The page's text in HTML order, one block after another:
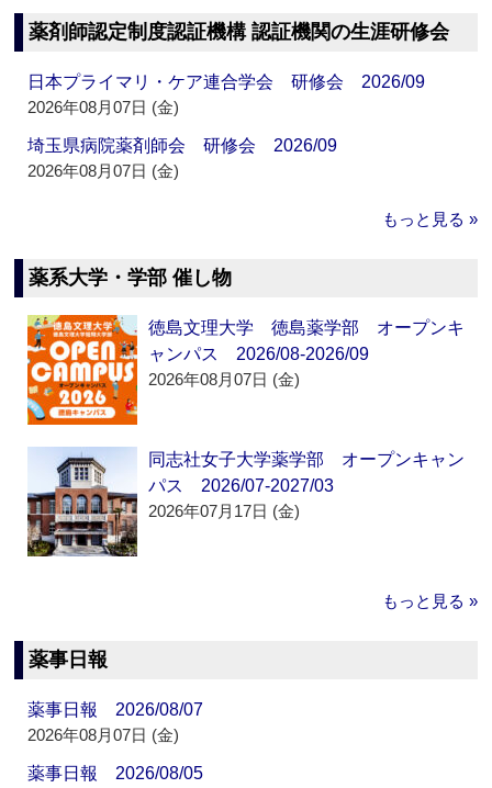
薬剤師認定制度認証機構 認証機関の生涯研修会
日本プライマリ・ケア連合学会 研修会 2026/09
2026年08月07日 (金)
埼玉県病院薬剤師会 研修会 2026/09
2026年08月07日 (金)
もっと見る »
薬系大学・学部 催し物
徳島文理大学 徳島薬学部 オープンキ
ャンパス 2026/08-2026/09
2026年08月07日 (金)
同志社女子大学薬学部 オープンキャン
パス 2026/07-2027/03
2026年07月17日 (金)
もっと見る »
薬事日報
薬事日報 2026/08/07
2026年08月07日 (金)
薬事日報 2026/08/05